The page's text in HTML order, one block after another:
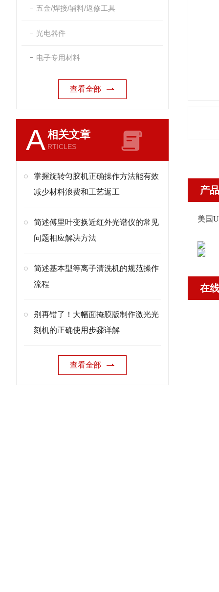
五金/焊接/辅料/返修工具
光电器件
电子专用材料
查看全部
A相关文章
RTICLES
掌握旋转匀胶机正确操作方法能有效
减少材料浪费和工艺返工
简述傅里叶变换近红外光谱仪的常见
问题相应解决方法
简述基本型等离子清洗机的规范操作
流程
别再错了！大幅面掩膜版制作激光光
刻机的正确使用步骤详解
查看全部
产
美国
在